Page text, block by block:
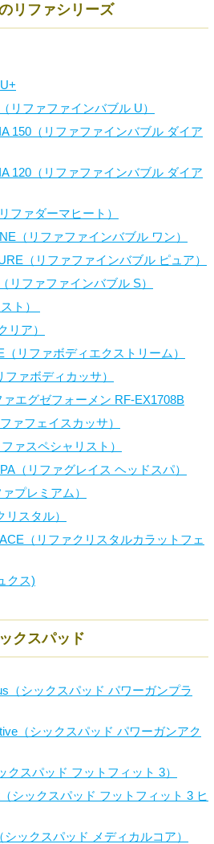
リファシリーズ
リファファインバブル U）
150（リファファインバブル ダイア
120（リファファインバブル ダイア
ファダーマヒート）
（リファファインバブル ワン）
（リファファインバブル ピュア）
リファファインバブル S）
ト）
リア）
リファボディエクストリーム）
ァボディカッサ）
エグゼフォーメン RF-EX1708B
ァフェイスカッサ）
ァスペシャリスト）
（リファグレイス ヘッドスパ）
プレミアム）
スタル）
（リファクリスタルカラットフェ
クス)
クスパッド
（シックスパッド パワーガンプラ
（シックスパッド パワーガンアク
クスパッド フットフィット 3）
シックスパッド フットフィット 3 ヒ
ックスパッド メディカルコア）